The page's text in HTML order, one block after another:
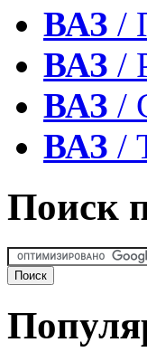
ВАЗ /
ВАЗ /
ВАЗ /
ВАЗ /
Поиск